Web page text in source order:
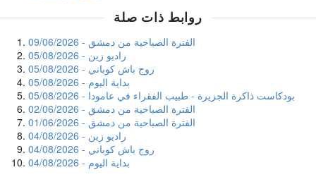
روابط ذات صلة
الفترة الصباحية من دمشق - 09/06/2026
راديو زين - 05/08/2026
روج باش كوباني - 05/08/2026
بداية اليوم - 05/08/2026
بودكاست ذاكرة الجزيرة - طبيب الفقراء في عامودا - 05/08/2026
الفترة الصباحية من دمشق - 02/06/2026
الفترة الصباحية من دمشق - 01/06/2026
راديو زين - 04/08/2026
روج باش كوباني - 04/08/2026
بداية اليوم - 04/08/2026